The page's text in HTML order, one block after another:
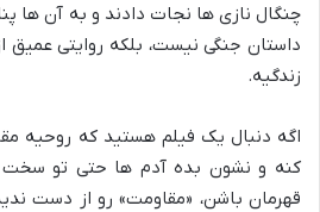
چنگال نازی ها نجات دادند و به آن ها
داستان جنگی نیست، بلکه روایتی عمیق
زندگیه.
اگه دنبال یک فیلم هستید که روحیه
کنه و نشون بده آدم ها حتی تو سخت
قهرمان باشن، «مقاومت» رو از دست